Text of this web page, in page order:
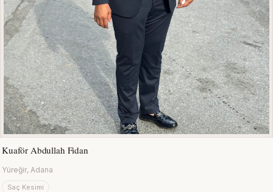
Kuaför Abdullah Fidan
Yüreğir, Adana
Saç Kesimi